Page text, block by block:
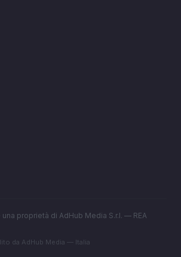
proprietà di AdHub Media S.r.l. — REA
da AdHub Media — Italia